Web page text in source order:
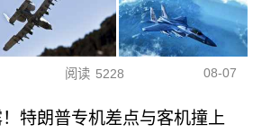
阅读 5228 08-07
特朗普专机差点与客机撞上